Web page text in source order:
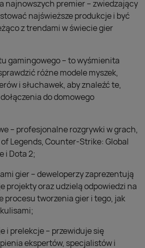
najnowszych premier – zwiedzający
najświeższe produkcje i być
z trendami w świecie gier
gamingowego – to wyśmienita
różne modele myszek,
i słuchawek, aby znaleźć te,
do domowego
– profesjonalne rozgrywki w grach,
Legends, Counter-Strike: Global
i Dota 2;
gier – deweloperzy zaprezentują
projekty oraz udzielą odpowiedzi na
procesu tworzenia gier i tego, jak
i prelekcje – przewiduje się
ekspertów, specjalistów i